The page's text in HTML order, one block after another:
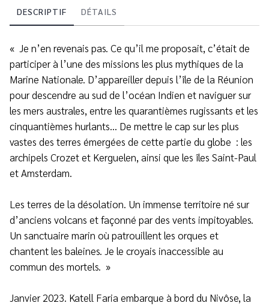
DESCRIPTIF DÉTAILS
« Je n’en revenais pas. Ce qu’il me proposait, c’était de
participer à l’une des missions les plus mythiques de la
Marine Nationale. D’appareiller depuis l’île de la Réunion
pour descendre au sud de l’océan Indien et naviguer sur
les mers australes, entre les quarantièmes rugissants et les
cinquantièmes hurlants… De mettre le cap sur les plus
vastes des terres émergées de cette partie du globe : les
archipels Crozet et Kerguelen, ainsi que les îles Saint-Paul
et Amsterdam.
Les terres de la désolation. Un immense territoire né sur
d’anciens volcans et façonné par des vents impitoyables.
Un sanctuaire marin où patrouillent les orques et
chantent les baleines. Je le croyais inaccessible au
commun des mortels. »
Janvier 2023. Katell Faria embarque à bord du Nivôse, la